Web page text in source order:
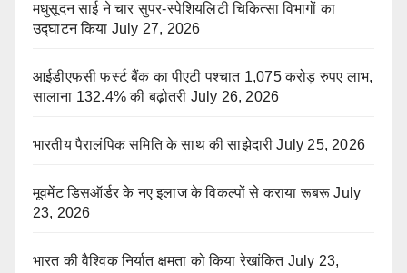
मधुसूदन साई ने चार सुपर-स्पेशियलिटी चिकित्सा विभागों का
उद्घाटन किया July 27, 2026
आईडीएफसी फर्स्ट बैंक का पीएटी पश्चात 1,075 करोड़ रुपए लाभ,
सालाना 132.4% की बढ़ोतरी July 26, 2026
भारतीय पैरालंपिक समिति के साथ की साझेदारी July 25, 2026
मूवमेंट डिसऑर्डर के नए इलाज के विकल्पों से कराया रूबरू July
23, 2026
भारत की वैश्विक निर्यात क्षमता को किया रेखांकित July 23,